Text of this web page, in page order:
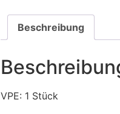
Beschreibung
VPE: 1 Stück